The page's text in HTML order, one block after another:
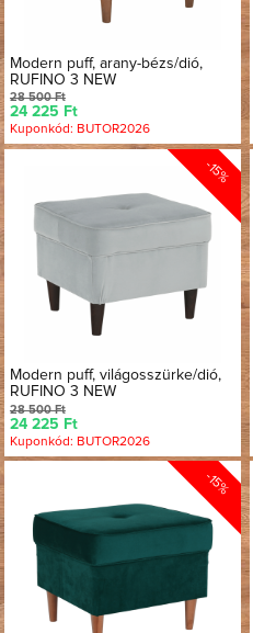
Modern puff, arany-bézs/dió,
RUFINO 3 NEW
28 500 Ft
24 225 Ft
Kuponkód: BUTOR2026
-15%
Modern puff, világosszürke/dió,
RUFINO 3 NEW
28 500 Ft
24 225 Ft
Kuponkód: BUTOR2026
-15%